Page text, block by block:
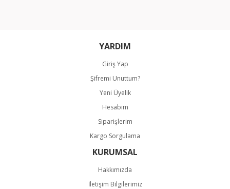
Gönder
YARDIM
Giriş Yap
Şifremi Unuttum?
Yeni Üyelik
Hesabım
Siparişlerim
Kargo Sorgulama
KURUMSAL
Hakkımızda
İletişim Bilgilerimiz